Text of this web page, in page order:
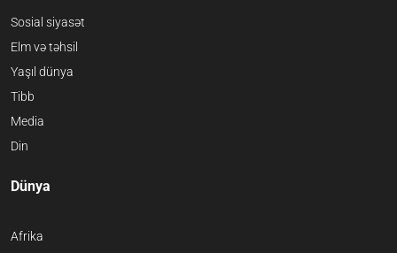
Sosial siyasət
Elm və təhsil
Yaşıl dünya
Tibb
Media
Din
Dünya
Afrika